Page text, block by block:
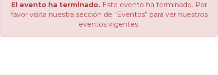
El evento ha terminado.Este evento ha terminado. Por
favor visita nuestra sección de "Eventos" para ver nuestros
eventos vigentes.